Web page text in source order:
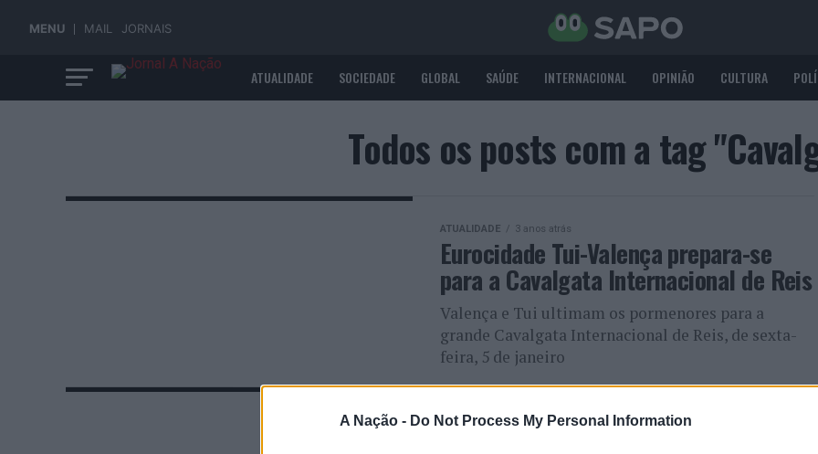
A Nação - Do Not Process My Personal Information
MENU MAIL JORNAIS
ATUALIDADE SOCIEDADE GLOBAL SAÚDE INTERNACIONAL OPINIÃO CULTURA
Todos os posts com a tag
ATUALIDADE 3 anos atrás
Eurocidade Tui-Valença prepara-se
para a Cavalgata Internacional de Reis
Valença e Tui ultimam os pormenores para a
grande Cavalgata Internacional de Reis, de sexta-
feira, 5 de janeiro
ATUALIDADE 4 anos atrás